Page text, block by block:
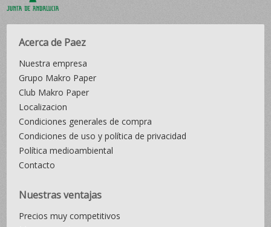
Acerca de Paez
Nuestra empresa
Grupo Makro Paper
Club Makro Paper
Localizacion
Condiciones generales de compra
Condiciones de uso y política de privacidad
Política medioambiental
Contacto
Nuestras ventajas
Precios muy competitivos